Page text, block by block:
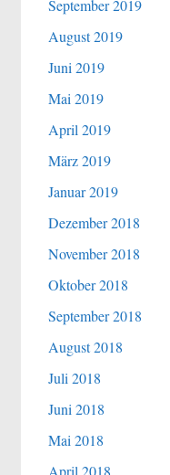
September 2019
August 2019
Juni 2019
Mai 2019
April 2019
März 2019
Januar 2019
Dezember 2018
November 2018
Oktober 2018
September 2018
August 2018
Juli 2018
Juni 2018
Mai 2018
April 2018